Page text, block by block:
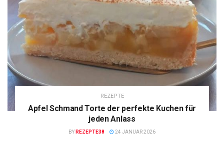
REZEPTE
Apfel Schmand Torte der perfekte Kuchen für
jeden Anlass
BY REZEPTE38 24 JANUAR 2026